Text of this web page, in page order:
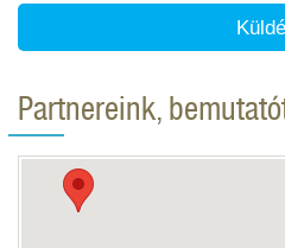
Partnereink,